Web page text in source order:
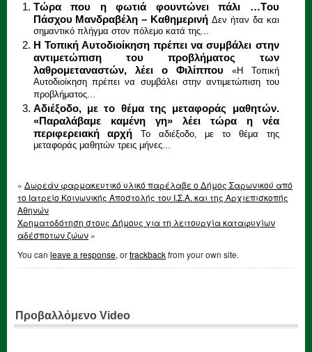
Τώρα που η φωτιά φουντώνει πάλι …Tου
Πάσχου Μανδραβέλη – Καθημερινή Δεν ήταν δα και
σημαντικό πλήγμα στον πόλεμο κατά της...
Η Τοπική Αυτοδιοίκηση πρέπει να συμβάλει στην
αντιμετώπιση του προβλήματος των
λαθρομεταναστών, λέει ο Φιλίππου
«Η Τοπική
Αυτοδιοίκηση πρέπει να συμβάλει στην αντιμετώπιση του
προβλήματος...
Aδιέξοδο, με το θέμα της μεταφοράς μαθητών.
«Παραλάβαμε καμένη γη» λέει τώρα η νέα
περιφερειακή αρχή
Το αδιέξοδο, με το θέμα της
μεταφοράς μαθητών τρεις μήνες...
« Δωρεάν φαρμακευτικό υλικό παρέλαβε ο Δήμος Σαρωνικού από
το Ιατρείο Κοινωνικής Αποστολής του Ι.Σ.Α. και της Αρχιεπισκοπής
Αθηνών
Χρηματοδότηση στους Δήμους για τη λειτουργία καταφυγίων
αδέσποτων ζώων »
You can leave a response, ortrackbackfrom your own site.
Προβαλλόμενο Video